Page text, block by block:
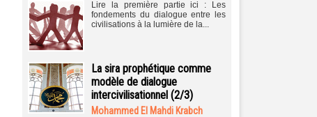
Lire la première partie ici : Les
fondements du dialogue entre les
civilisations à la lumière de la...
La sira prophétique comme
modèle de dialogue
intercivilisationnel (2/3)
Mohammed El Mahdi Krabch